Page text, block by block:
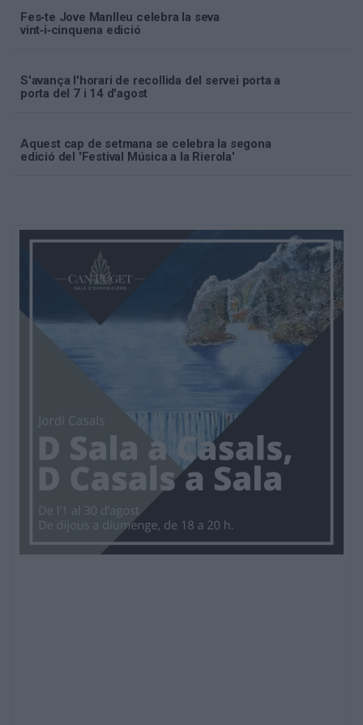
Fes‑te Jove Manlleu celebra la seva
vint‑i‑cinquena edició
S'avança l'horari de recollida del servei porta a
porta del 7 i 14 d'agost
Aquest cap de setmana se celebra la segona
edició del 'Festival Música a la Rierola'